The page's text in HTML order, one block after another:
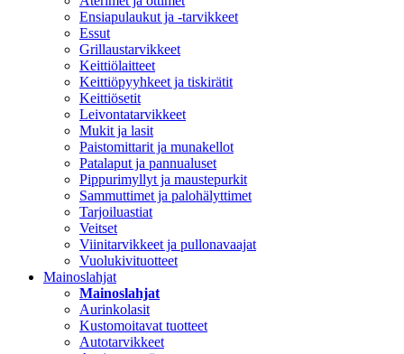
Ensiapulaukut ja -tarvikkeet
Essut
Grillaustarvikkeet
Keittiölaitteet
Keittiöpyyhkeet ja tiskirätit
Keittiösetit
Leivontatarvikkeet
Mukit ja lasit
Paistomittarit ja munakellot
Patalaput ja pannualuset
Pippurimyllyt ja maustepurkit
Sammuttimet ja palohälyttimet
Tarjoiluastiat
Veitset
Viinitarvikkeet ja pullonavaajat
Vuolukivituotteet
Mainoslahjat
Mainoslahjat
Aurinkolasit
Kustomoitavat tuotteet
Autotarvikkeet